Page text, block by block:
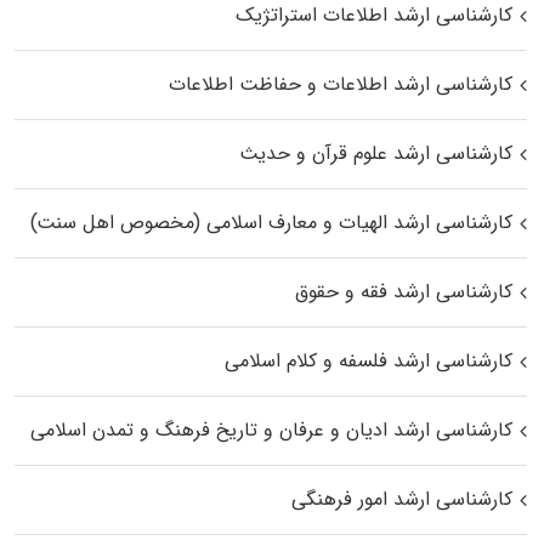
کارشناسی ارشد اطلاعات استراتژیک
کارشناسی ارشد اطلاعات و حفاظت اطلاعات
کارشناسی ارشد علوم قرآن و حدیث
کارشناسی ارشد الهیات و معارف اسلامی (مخصوص اهل سنت)
کارشناسی ارشد فقه و حقوق
کارشناسی ارشد فلسفه و کلام اسلامی
کارشناسی ارشد ادیان و عرفان و تاریخ فرهنگ و تمدن اسلامی
کارشناسی ارشد امور فرهنگی